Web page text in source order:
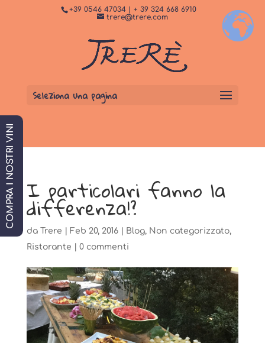
+39 0546 47034 | + 39 324 668 6910
trere@trere.com
Seleziona una pagina
I particolari fanno la
differenza!?
da Trere Feb 20, 2016| Blog, Non categorizzato,
Ristorante
0 commenti
Dormi da noi PRENOTA SUBITO +
COMPRA I NOSTRI VINI